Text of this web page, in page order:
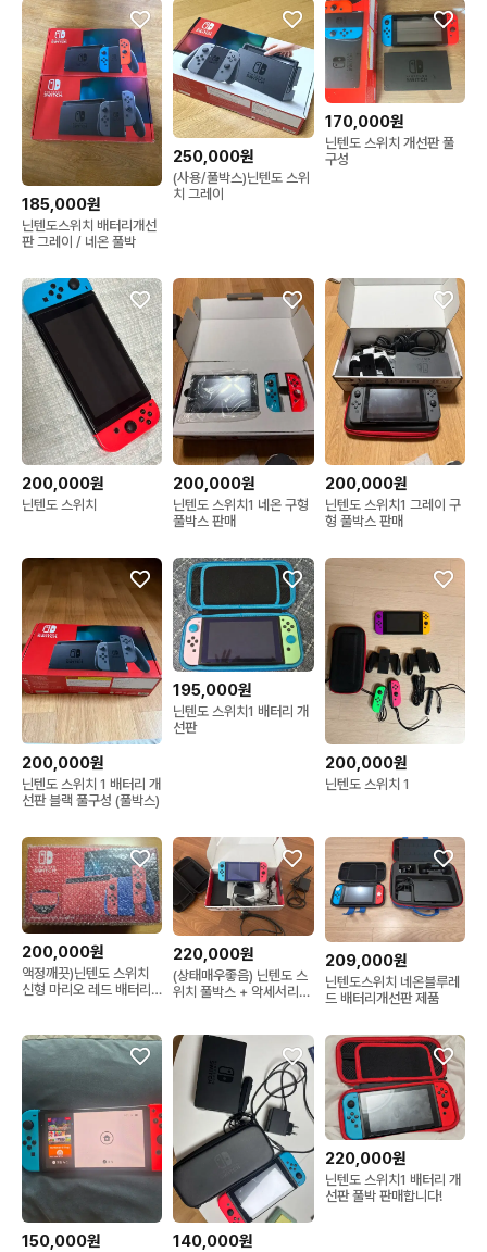
185,000원
닌텐도스위치 배터리개선
판 그레이 / 네온 풀박
250,000원
(사용/풀박스)닌텐도 스위
치 그레이
170,000원
닌텐도 스위치 개선판 풀
구성
200,000원
닌텐도 스위치
200,000원
닌텐도 스위치1 네온 구형
풀박스 판매
200,000원
닌텐도 스위치1 그레이 구
형 풀박스 판매
200,000원
닌텐도 스위치 1 배터리 개
선판 블랙 풀구성 (풀박스)
195,000원
닌텐도 스위치1 배터리 개
선판
200,000원
닌텐도 스위치 1
200,000원
액정깨끗)닌텐도 스위치
신형 마리오 레드 배터리
220,000원
(상태매우좋음) 닌텐도 스
위치 풀박스 + 악세서리
209,000원
닌텐도스위치 네온블루레
드 배터리개선판 제품
150,000원 140,000원
220,000원
닌텐도 스위치1 배터리 개
선판 풀박 판매합니다!